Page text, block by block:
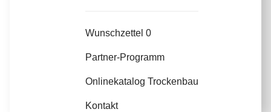
Wunschzettel 0
Partner-Programm
Onlinekatalog Trockenbau
Kontakt